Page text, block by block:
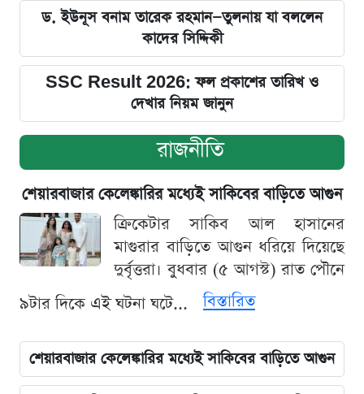
ড. ইউনূস বনাম তারেক রহমান—তুলনায় যা বললেন
কাদের সিদ্দিকী
SSC Result 2026: ফল প্রকাশের তারিখ ও
দেখার নিয়ম জানুন
রাজনীতি
শেয়ারবাজার কেলেঙ্কারির মধ্যেই সাকিবের বাড়িতে আগুন
ক্রিকেটার সাকিব আল হাসানের
মাগুরার বাড়িতে আগুন ধরিয়ে দিয়েছে
দুর্বৃত্তরা। বুধবার (৫ আগস্ট) রাত পৌনে
৯টার দিকে এই ঘটনা ঘটে...
বিস্তারিত
শেয়ারবাজার কেলেঙ্কারির মধ্যেই সাকিবের বাড়িতে আগুন